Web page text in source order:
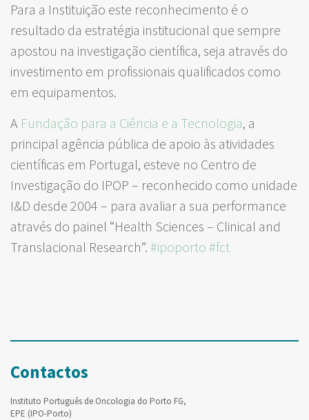
Para a Instituição este reconhecimento é o
resultado da estratégia institucional que sempre
apostou na investigação científica, seja através do
investimento em profissionais qualificados como
em equipamentos.
A Fundação para a Ciência e a Tecnologia, a
principal agência pública de apoio às atividades
científicas em Portugal, esteve no Centro de
Investigação do IPOP – reconhecido como unidade
I&D desde 2004 – para avaliar a sua performance
através do painel “Health Sciences – Clinical and
Translacional Research”. #ipoporto #fct
Contactos
Instituto Português de Oncologia do Porto FG,
EPE (IPO-Porto)